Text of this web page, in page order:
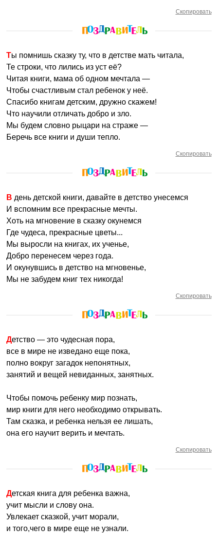
Скопировать
Ты помнишь сказку ту, что в детстве мать читала,
Те строки, что лились из уст её?
Читая книги, мама об одном мечтала —
Чтобы счастливым стал ребенок у неё.
Спасибо книгам детским, дружно скажем!
Что научили отличать добро и зло.
Мы будем словно рыцари на страже —
Беречь все книги и души тепло.
Скопировать
В день детской книги, давайте в детство унесемся
И вспомним все прекрасные мечты.
Хоть на мгновение в сказку окунемся
Где чудеса, прекрасные цветы...
Мы выросли на книгах, их ученье,
Добро перенесем через года.
И окунувшись в детство на мгновенье,
Мы не забудем книг тех никогда!
Скопировать
Детство — это чудесная пора,
все в мире не изведано еще пока,
полно вокруг загадок непонятных,
занятий и вещей невиданных, занятных.
Чтобы помочь ребенку мир познать,
мир книги для него необходимо открывать.
Там сказка, и ребенка нельзя ее лишать,
она его научит верить и мечтать.
Скопировать
Детская книга для ребенка важна,
учит мысли и слову она.
Увлекает сказкой, учит морали,
и того,чего в мире еще не узнали.